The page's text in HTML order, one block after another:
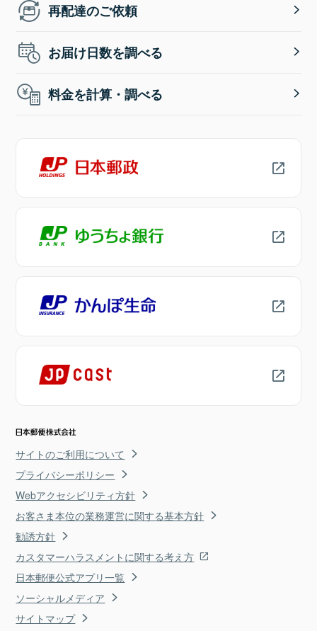
再配達のご依頼
お届け日数を調べる
料金を計算・調べる
サイトのご利用について
プライバシーポリシー
Webアクセシビリティ方針
お客さま本位の業務運営に関する基本方針
勧誘方針
カスタマーハラスメントに関する考え方
日本郵便公式アプリ一覧
ソーシャルメディア
サイトマップ